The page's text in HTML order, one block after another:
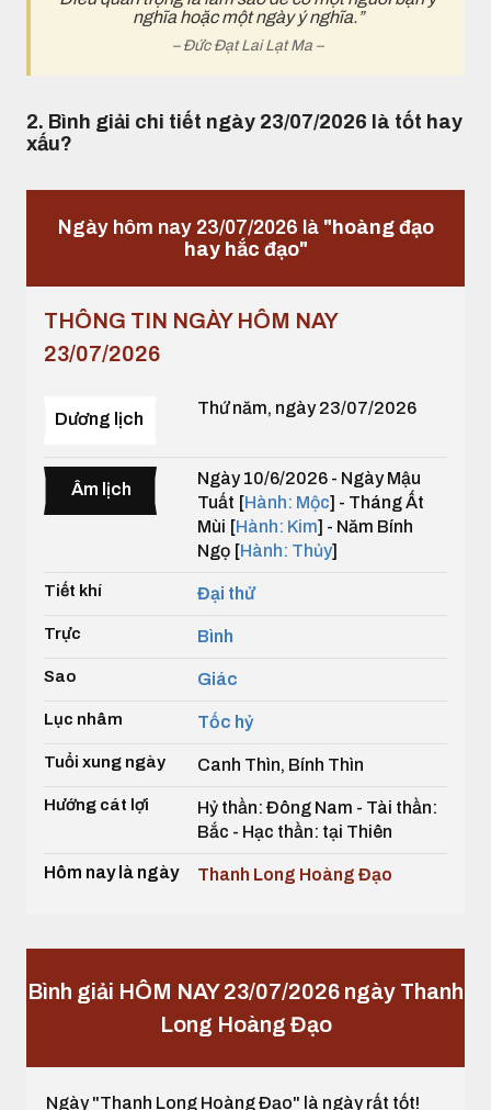
nghĩa hoặc một ngày ý nghĩa.”
– Đức Đạt Lai Lạt Ma –
2. Bình giải chi tiết ngày 23/07/2026 là tốt hay
xấu?
Ngày hôm nay 23/07/2026 là "hoàng đạo
hay hắc đạo"
THÔNG TIN NGÀY HÔM NAY
23/07/2026
Dương lịch
Thứ năm, ngày 23/07/2026
Âm lịch
Ngày 10/6/2026 - Ngày Mậu
Tuất [Hành: Mộc] - Tháng Ất
Mùi [Hành: Kim] - Năm Bính
Ngọ [Hành: Thủy]
Tiết khí Đại thử
Trực Bình
Sao Giác
Lục nhâm Tốc hỷ
Tuổi xung ngày Canh Thìn, Bính Thìn
Hướng cát lợi
Hỷ thần: Đông Nam - Tài thần:
Bắc - Hạc thần: tại Thiên
Hôm nay là ngày Thanh Long Hoàng Đạo
Bình giải HÔM NAY 23/07/2026 ngày Thanh
Long Hoàng Đạo
Ngày "Thanh Long Hoàng Đạo" là ngày rất tốt!